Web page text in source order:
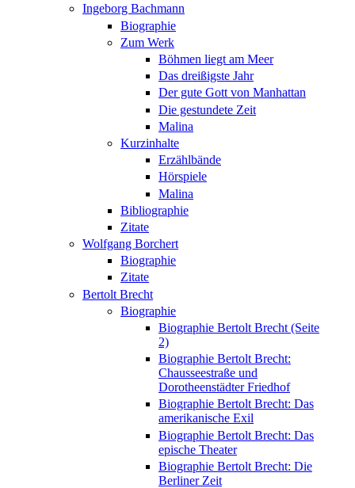
Ingeborg Bachmann
Biographie
Zum Werk
Böhmen liegt am Meer
Das dreißigste Jahr
Der gute Gott von Manhattan
Die gestundete Zeit
Malina
Kurzinhalte
Erzählbände
Hörspiele
Malina
Bibliographie
Zitate
Wolfgang Borchert
Biographie
Zitate
Bertolt Brecht
Biographie
Biographie Bertolt Brecht (Seite
2)
Biographie Bertolt Brecht:
Chausseestraße und
Dorotheenstädter Friedhof
Biographie Bertolt Brecht: Das
amerikanische Exil
Biographie Bertolt Brecht: Das
epische Theater
Biographie Bertolt Brecht: Die
Berliner Zeit